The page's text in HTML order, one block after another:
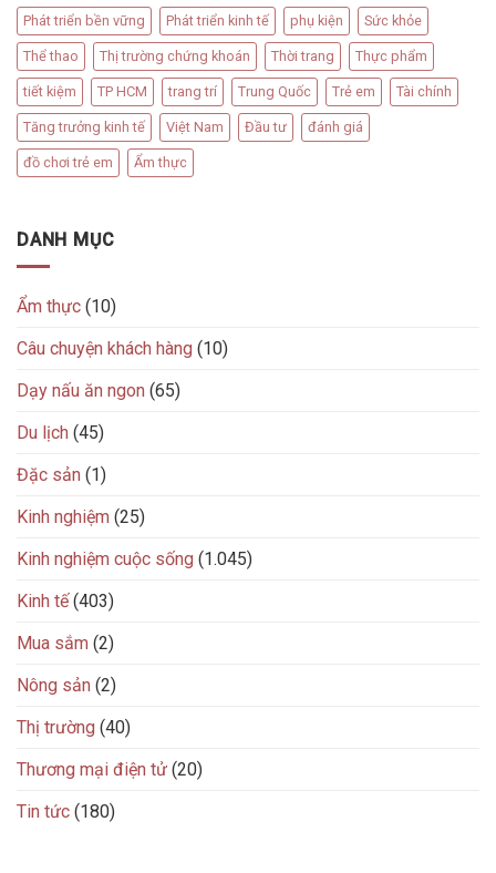
Phát triển bền vững Phát triển kinh tế phụ kiện Sức khỏe
Thể thao Thị trường chứng khoán Thời trang Thực phẩm
tiết kiệm TP HCM trang trí Trung Quốc Trẻ em Tài chính
Tăng trưởng kinh tế Việt Nam Đầu tư đánh giá
đồ chơi trẻ em Ẩm thực
DANH MỤC
Ẩm thực (10)
Câu chuyện khách hàng (10)
Dạy nấu ăn ngon (65)
Du lịch (45)
Đặc sản (1)
Kinh nghiệm (25)
Kinh nghiệm cuộc sống (1.045)
Kinh tế(403)
Mua sắm (2)
Nông sản (2)
Thị trường (40)
Thương mại điện tử (20)
Tin tức (180)